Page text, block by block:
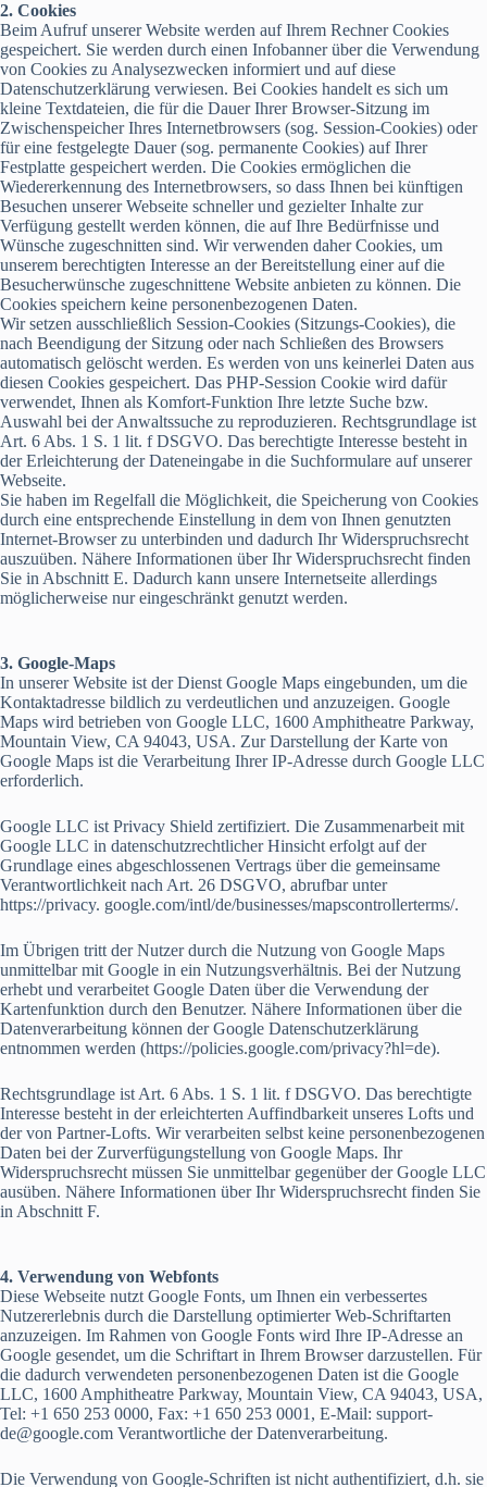
2. Cookies
Beim Aufruf unserer Website werden auf Ihrem Rechner Cookies
gespeichert. Sie werden durch einen Infobanner über die Verwendung
von Cookies zu Analysezwecken informiert und auf diese
Datenschutzerklärung verwiesen. Bei Cookies handelt es sich um
kleine Textdateien, die für die Dauer Ihrer Browser-Sitzung im
Zwischenspeicher Ihres Internetbrowsers (sog. Session-Cookies) oder
für eine festgelegte Dauer (sog. permanente Cookies) auf Ihrer
Festplatte gespeichert werden. Die Cookies ermöglichen die
Wiedererkennung des Internetbrowsers, so dass Ihnen bei künftigen
Besuchen unserer Webseite schneller und gezielter Inhalte zur
Verfügung gestellt werden können, die auf Ihre Bedürfnisse und
Wünsche zugeschnitten sind. Wir verwenden daher Cookies, um
unserem berechtigten Interesse an der Bereitstellung einer auf die
Besucherwünsche zugeschnittene Website anbieten zu können. Die
Cookies speichern keine personenbezogenen Daten.
Wir setzen ausschließlich Session-Cookies (Sitzungs-Cookies), die
nach Beendigung der Sitzung oder nach Schließen des Browsers
automatisch gelöscht werden. Es werden von uns keinerlei Daten aus
diesen Cookies gespeichert. Das PHP-Session Cookie wird dafür
verwendet, Ihnen als Komfort-Funktion Ihre letzte Suche bzw.
Auswahl bei der Anwaltssuche zu reproduzieren. Rechtsgrundlage ist
Art. 6 Abs. 1 S. 1 lit. f DSGVO. Das berechtigte Interesse besteht in
der Erleichterung der Dateneingabe in die Suchformulare auf unserer
Webseite.
Sie haben im Regelfall die Möglichkeit, die Speicherung von Cookies
durch eine entsprechende Einstellung in dem von Ihnen genutzten
Internet-Browser zu unterbinden und dadurch Ihr Widerspruchsrecht
auszuüben. Nähere Informationen über Ihr Widerspruchsrecht finden
Sie in Abschnitt E. Dadurch kann unsere Internetseite allerdings
möglicherweise nur eingeschränkt genutzt werden.
3. Google-Maps
In unserer Website ist der Dienst Google Maps eingebunden, um die
Kontaktadresse bildlich zu verdeutlichen und anzuzeigen. Google
Maps wird betrieben von Google LLC, 1600 Amphitheatre Parkway,
Mountain View, CA 94043, USA. Zur Darstellung der Karte von
Google Maps ist die Verarbeitung Ihrer IP-Adresse durch Google LLC
erforderlich.
Google LLC ist Privacy Shield zertifiziert. Die Zusammenarbeit mit
Google LLC in datenschutzrechtlicher Hinsicht erfolgt auf der
Grundlage eines abgeschlossenen Vertrags über die gemeinsame
Verantwortlichkeit nach Art. 26 DSGVO, abrufbar unter
https://privacy. google.com/intl/de/businesses/mapscontrollerterms/.
Im Übrigen tritt der Nutzer durch die Nutzung von Google Maps
unmittelbar mit Google in ein Nutzungsverhältnis. Bei der Nutzung
erhebt und verarbeitet Google Daten über die Verwendung der
Kartenfunktion durch den Benutzer. Nähere Informationen über die
Datenverarbeitung können der Google Datenschutzerklärung
entnommen werden (https://policies.google.com/privacy?hl=de).
Rechtsgrundlage ist Art. 6 Abs. 1 S. 1 lit. f DSGVO. Das berechtigte
Interesse besteht in der erleichterten Auffindbarkeit unseres Lofts und
der von Partner-Lofts. Wir verarbeiten selbst keine personenbezogenen
Daten bei der Zurverfügungstellung von Google Maps. Ihr
Widerspruchsrecht müssen Sie unmittelbar gegenüber der Google LLC
ausüben. Nähere Informationen über Ihr Widerspruchsrecht finden Sie
in Abschnitt F.
4. Verwendung von Webfonts
Diese Webseite nutzt Google Fonts, um Ihnen ein verbessertes
Nutzererlebnis durch die Darstellung optimierter Web-Schriftarten
anzuzeigen. Im Rahmen von Google Fonts wird Ihre IP-Adresse an
Google gesendet, um die Schriftart in Ihrem Browser darzustellen. Für
die dadurch verwendeten personenbezogenen Daten ist die Google
LLC, 1600 Amphitheatre Parkway, Mountain View, CA 94043, USA,
Tel: +1 650 253 0000, Fax: +1 650 253 0001, E-Mail: support-
de@google.com Verantwortliche der Datenverarbeitung.
Die Verwendung von Google-Schriften ist nicht authentifiziert, d.h. sie